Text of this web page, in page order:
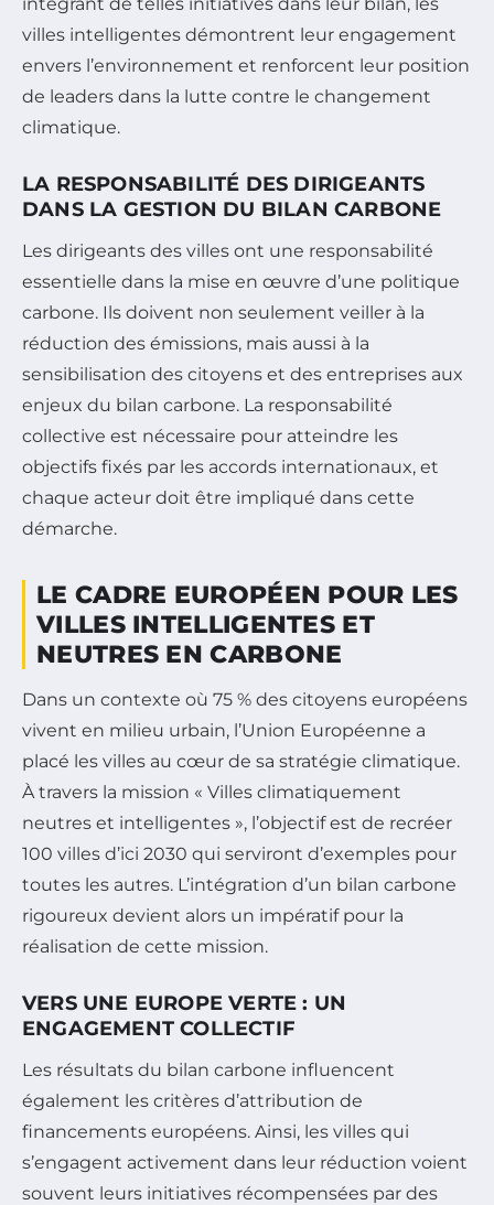
villes intelligentes démontrent leur engagement
envers l’environnement et renforcent leur position
de leaders dans la lutte contre le changement
climatique.
LA RESPONSABILITÉ DES DIRIGEANTS
DANS LA GESTION DU BILAN CARBONE
Les dirigeants des villes ont une responsabilité
essentielle dans la mise en œuvre d’une politique
carbone. Ils doivent non seulement veiller à la
réduction des émissions, mais aussi à la
sensibilisation des citoyens et des entreprises aux
enjeux du bilan carbone. La responsabilité
collective est nécessaire pour atteindre les
objectifs fixés par les accords internationaux, et
chaque acteur doit être impliqué dans cette
démarche.
LE CADRE EUROPÉEN POUR LES
VILLES INTELLIGENTES ET
NEUTRES EN CARBONE
Dans un contexte où 75 % des citoyens européens
vivent en milieu urbain, l’Union Européenne a
placé les villes au cœur de sa stratégie climatique.
À travers la mission « Villes climatiquement
neutres et intelligentes », l’objectif est de recréer
100 villes d’ici 2030 qui serviront d’exemples pour
toutes les autres. L’intégration d’un bilan carbone
rigoureux devient alors un impératif pour la
réalisation de cette mission.
VERS UNE EUROPE VERTE : UN
ENGAGEMENT COLLECTIF
Les résultats du bilan carbone influencent
également les critères d’attribution de
financements européens. Ainsi, les villes qui
s’engagent activement dans leur réduction voient
souvent leurs initiatives récompensées par des